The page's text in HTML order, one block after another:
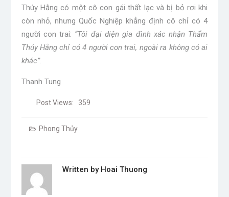
Thúy Hằng có một cô con gái thất lạc và bị bỏ rơi khi
còn nhỏ, nhưng Quốc Nghiệp khẳng định cô chỉ có 4
người con trai: “Tôi đại diện gia đình xác nhận Thẩm
Thúy Hằng chỉ có 4 người con trai, ngoài ra không có ai
khác”.
Thanh Tung
Post Views: 359
Phong Thủy
Written by Hoai Thuong